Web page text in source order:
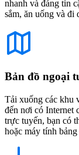
nhanh và đáng tin
sắm, ăn uống và đi
Bản đồ ngoại
Tải xuống các khu
đến nơi có Internet
trực tuyến, bạn có
hoặc máy tính